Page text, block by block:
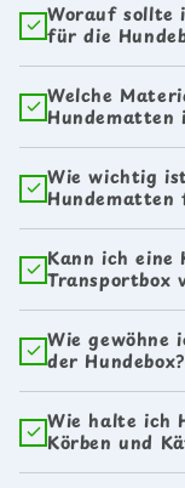
Worauf sollte
für die
Welche
Hundematten
Wie wichtig
Hundematten
Kann ich eine
Transportbox
Wie gewöhne
der Hundebox?
Wie halte ich
Körben und